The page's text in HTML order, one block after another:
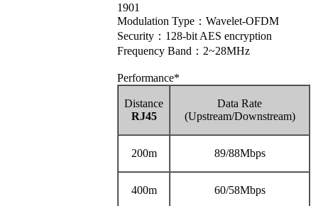
1901
Modulation Type：Wavelet-OFDM
Security：128-bit AES encryption
Frequency Band：2~28MHz
Performance*
Distance
RJ45
Data Rate
(Upstream/Downstream)
200m 89/88Mbps
400m 60/58Mbps